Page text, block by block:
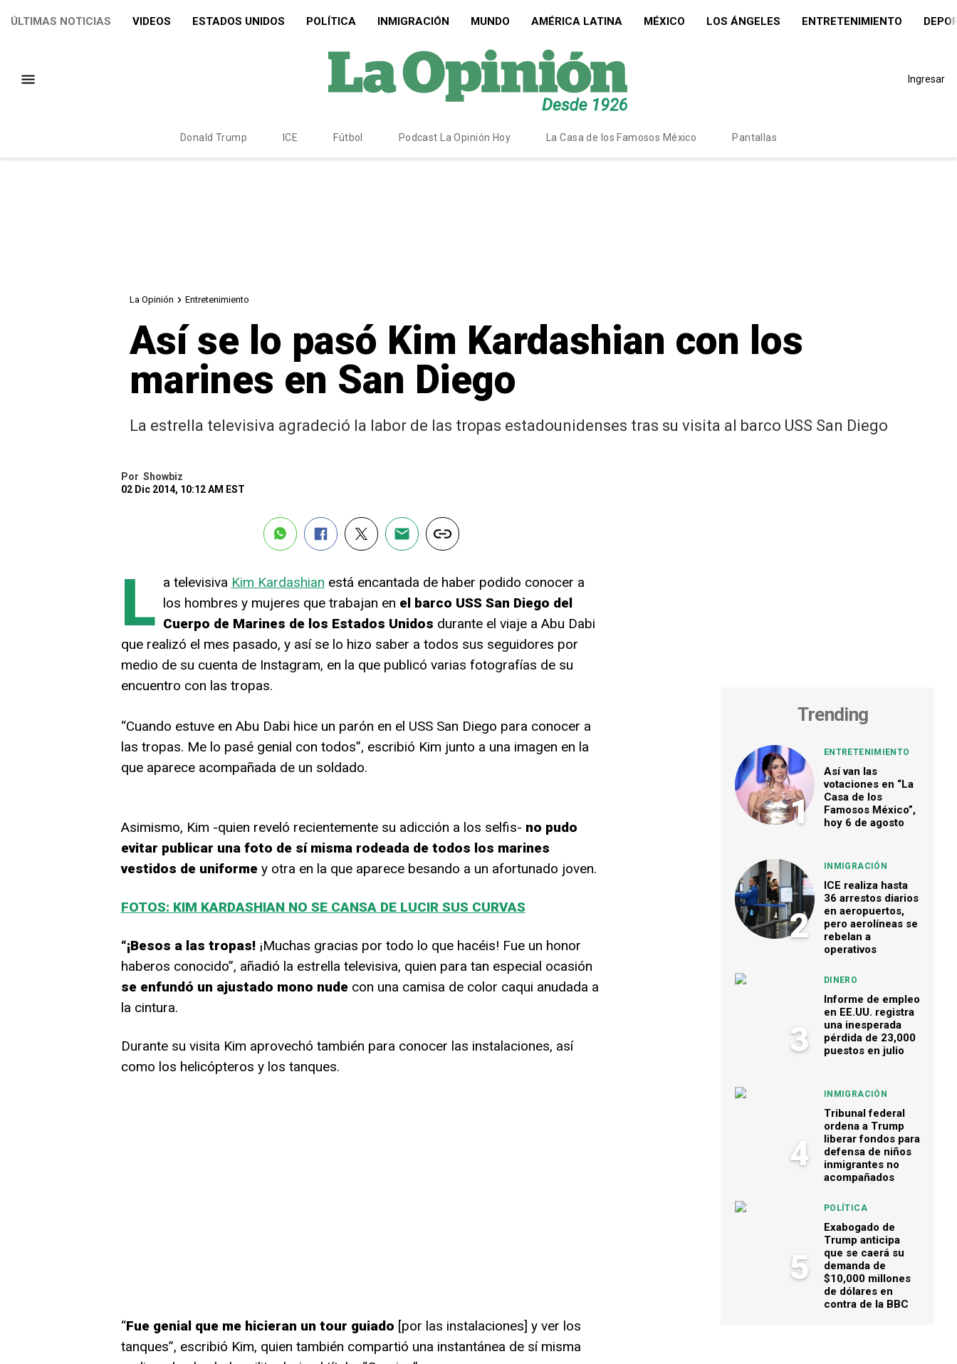
ÚLTIMAS NOTICIAS VIDEOS ESTADOS UNIDOS POLÍTICA INMIGRACIÓN MUNDO AMÉRICA LATINA MÉXICO LOS ÁNGELES ENTRETENIMIENTO
Ingresar
Donald Trump ICE Fútbol Podcast La Opinión Hoy La Casa de los Famosos México Pantallas
La Opinión Entretenimiento
Así se lo pasó Kim Kardashian con los
marines en San Diego
La estrella televisiva agradeció la labor de las tropas estadounidenses tras su visita al barco USS San Diego
Por Showbiz
02 Dic 2014, 10:12 AM EST
L a televisiva Kim Kardashian está encantada de haber podido conocer a
los hombres y mujeres que trabajan en el barco USS San Diego del
Cuerpo de Marines de los Estados Unidos durante el viaje a Abu Dabi
que realizó el mes pasado, y así se lo hizo saber a todos sus seguidores por
medio de su cuenta de Instagram, en la que publicó varias fotografías de su
encuentro con las tropas.
“Cuando estuve en Abu Dabi hice un parón en el USS San Diego para conocer a
las tropas. Me lo pasé genial con todos”, escribió Kim junto a una imagen en la
que aparece acompañada de un soldado.
Asimismo, Kim -quien reveló recientemente su adicción a los selfis- no pudo
evitar publicar una foto de sí misma rodeada de todos los marines
vestidos de uniformey otra en la que aparece besando a un afortunado joven.
FOTOS: KIM KARDASHIAN NO SE CANSA DE LUCIR SUS CURVAS
“¡Besos a las tropas!¡Muchas gracias por todo lo que hacéis! Fue un honor
haberos conocido”, añadió la estrella televisiva, quien para tan especial ocasión
se enfundó un ajustado mono nudecon una camisa de color caqui anudada a
la cintura.
Durante su visita Kim aprovechó también para conocer las instalaciones, así
como los helicópteros y los tanques.
“Fue genial que me hicieran un tour guiado [por las instalaciones] y ver los
tanques”, escribió Kim, quien también compartió una instantánea de sí misma
Trending
1
ENTRETENIMIENTO
Así van las
votaciones en “La
Casa de los
Famosos México”,
hoy 6 de agosto
2
INMIGRACIÓN
ICE realiza hasta
36 arrestos diarios
en aeropuertos,
pero aerolíneas se
rebelan a
operativos
3
DINERO
Informe de empleo
en EE.UU. registra
una inesperada
pérdida de 23,000
puestos en julio
4
INMIGRACIÓN
Tribunal federal
ordena a Trump
liberar fondos para
defensa de niños
inmigrantes no
acompañados
5
POLÍTICA
Exabogado de
Trump anticipa
que se caerá su
demanda de
$10,000 millones
de dólares en
contra de la BBC